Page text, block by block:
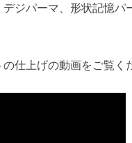
ジパーマ、形状記憶
仕上げの動画をご覧く